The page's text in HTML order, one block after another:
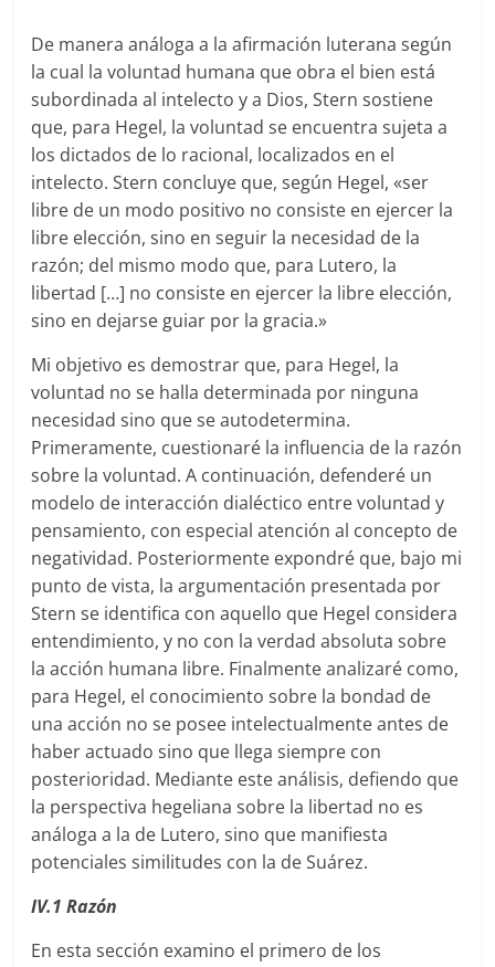
De manera análoga a la afirmación luterana según
la cual la voluntad humana que obra el bien está
subordinada al intelecto y a Dios, Stern sostiene
que, para Hegel, la voluntad se encuentra sujeta a
los dictados de lo racional, localizados en el
intelecto. Stern concluye que, según Hegel, «ser
libre de un modo positivo no consiste en ejercer la
libre elección, sino en seguir la necesidad de la
razón; del mismo modo que, para Lutero, la
libertad […] no consiste en ejercer la libre elección,
sino en dejarse guiar por la gracia.»
Mi objetivo es demostrar que, para Hegel, la
voluntad no se halla determinada por ninguna
necesidad sino que se autodetermina.
Primeramente, cuestionaré la influencia de la razón
sobre la voluntad. A continuación, defenderé un
modelo de interacción dialéctico entre voluntad y
pensamiento, con especial atención al concepto de
negatividad. Posteriormente expondré que, bajo mi
punto de vista, la argumentación presentada por
Stern se identifica con aquello que Hegel considera
entendimiento, y no con la verdad absoluta sobre
la acción humana libre. Finalmente analizaré como,
para Hegel, el conocimiento sobre la bondad de
una acción no se posee intelectualmente antes de
haber actuado sino que llega siempre con
posterioridad. Mediante este análisis, defiendo que
la perspectiva hegeliana sobre la libertad no es
análoga a la de Lutero, sino que manifiesta
potenciales similitudes con la de Suárez.
IV.1 Razón
En esta sección examino el primero de los